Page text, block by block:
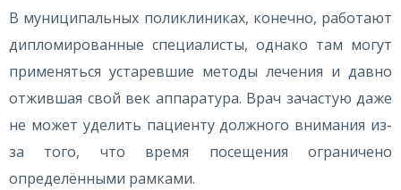
В муниципальных поликлиниках, конечно, работают
дипломированные специалисты, однако там могут
применяться устаревшие методы лечения и давно
отжившая свой век аппаратура. Врач зачастую даже
не может уделить пациенту должного внимания из-
за того, что время посещения ограничено
определёнными рамками.